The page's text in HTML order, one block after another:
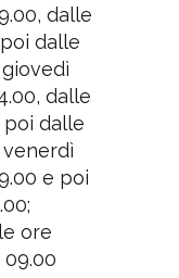
dalle
dalle
dalle
poi dalle
venerdì
e poi
ore
09.00